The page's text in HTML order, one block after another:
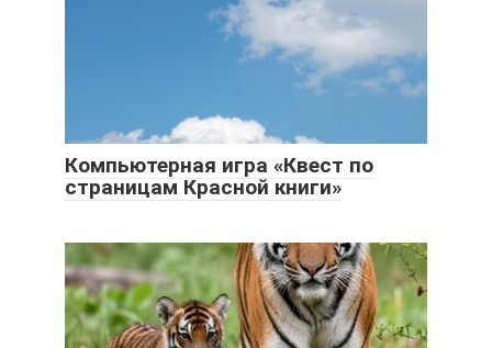
Компьютерная игра «Квест по
страницам Красной книги»